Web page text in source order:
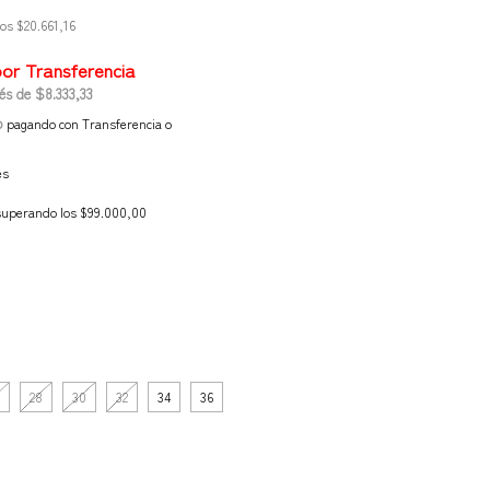
$20.661,16
de $8.333,33
pagando con Transferencia o
los $99.000,00
28 30 32 34 36